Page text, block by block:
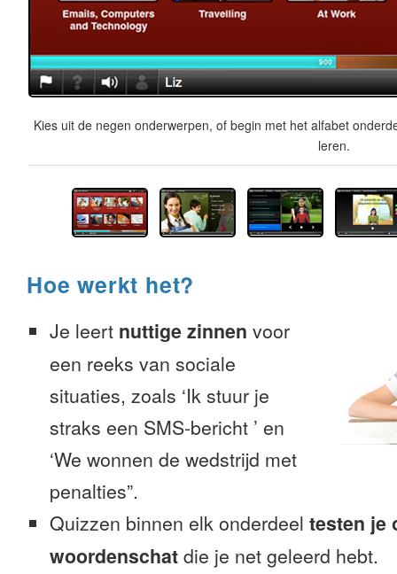
Kies uit de negen onderwerpen, of begin met het alfabet
leren.
Hoe werkt het?
Je leert nuttige zinnen voor
een reeks van sociale
situaties, zoals ‘Ik stuur je
straks een SMS-bericht ’ en
‘We wonnen de wedstrijd met
penalties”.
Quizzen binnen elk onderdeel testen je
woordenschat die je net geleerd hebt.